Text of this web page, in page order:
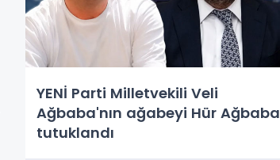
YENİ Parti Milletvekili Veli
Ağbaba'nın ağabeyi Hür Ağbaba
tutuklandı